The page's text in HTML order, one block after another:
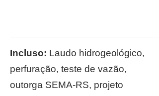
Incluso: Laudo hidrogeológico,
perfuração, teste de vazão,
outorga SEMA-RS, projeto